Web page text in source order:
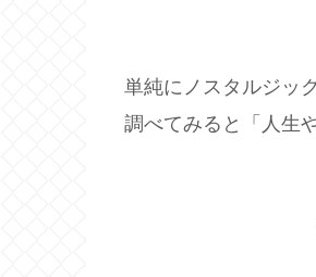
単純にノスタルジッ
調べてみると「人生